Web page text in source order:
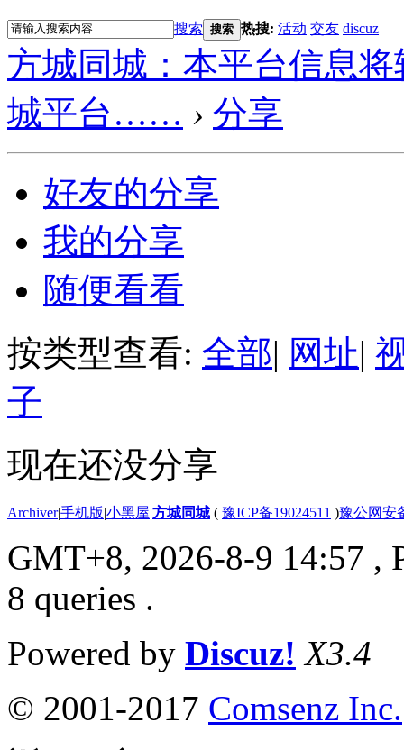
搜索 搜索 热搜: 活动 交友 discuz
方城同城：本平台信息
城平台…… › 分享
好友的分享
我的分享
随便看看
按类型查看: 全部| 网址|
子
现在还没分享
Archiver|手机版|小黑屋|方城同城 ( 豫ICP备19024511 )豫公网安
GMT+8, 2026-8-9 14:57 ,
8 queries .
Powered by Discuz! X3.4
© 2001-2017 Comsenz Inc.